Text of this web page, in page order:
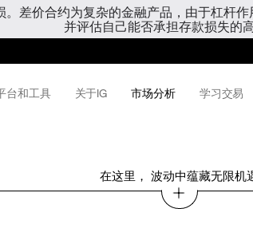
差价合约为复杂的金融产品，由于杠杆
并评估自己能否承担存款损失的高
台和工具 关于IG 市场分析 学习交易
在这里， 波动中蕴藏无限机